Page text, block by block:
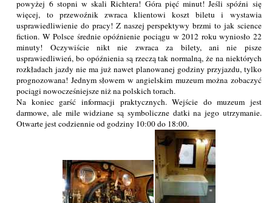
powyżej 6 stopni w skali Richtera! Góra pięć minut! Jeśli spóźni się
więcej, to przewoźnik zwraca klientowi koszt biletu i wystawia
usprawiedliwienie do pracy! Z naszej perspektywy brzmi to jak science
fiction. W Polsce średnie opóźnienie pociągu w 2012 roku wyniosło 22
minuty! Oczywiście nikt nie zwraca za bilety, ani nie pisze
usprawiedliwień, bo opóźnienia są rzeczą tak normalną, że na niektórych
rozkładach jazdy nie ma już nawet planowanej godziny przyjazdu, tylko
prognozowana! Jednym słowem w angielskim muzeum można zobaczyć
pociągi nowocześniejsze niż na polskich torach.
Na koniec garść informacji praktycznych. Wejście do muzeum jest
darmowe, ale mile widziane są symboliczne datki na jego utrzymanie.
Otwarte jest codziennie od godziny 10:00 do 18:00.